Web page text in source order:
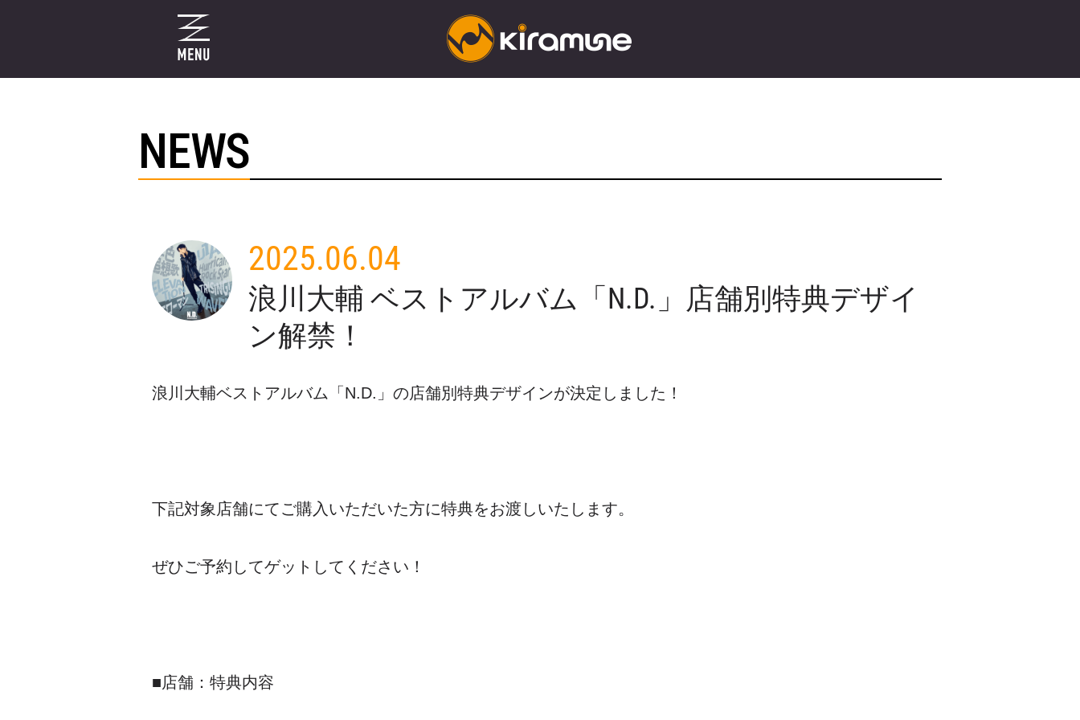
NEWS
2025.06.04
浪川大輔 ベストアルバム「N.D.」店舗別特典デザイ
ン解禁！
浪川大輔ベストアルバム「N.D.」の店舗別特典デザインが決定しました！
下記対象店舗にてご購入いただいた方に特典をお渡しいたします。
ぜひご予約してゲットしてください！
■店舗：特典内容